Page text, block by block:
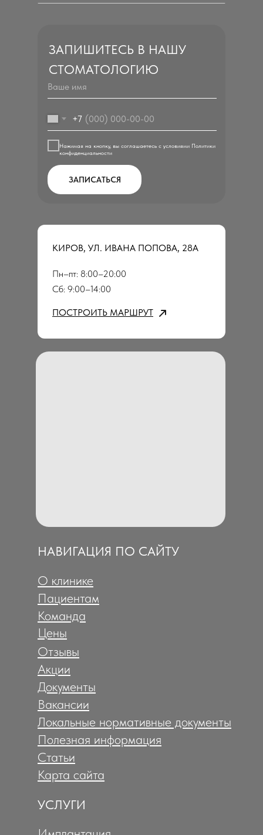
+7
Нажимая на кнопку, вы соглашаетесь с условиями Политики
конфиденциальности
ЗАПИСАТЬСЯ
ЗАПИШИТЕСЬ В НАШУ
СТОМАТОЛОГИЮ
КИРОВ, УЛ. ИВАНА ПОПОВА, 28А
Пн–пт: 8:00–20:00
Сб: 9:00–14:00
ПОСТРОИТЬ МАРШРУТ
НАВИГАЦИЯ ПО САЙТУ
УСЛУГИ
О клинике
Пациентам
Команда
Цены
Документы
Акции
Отзывы
Вакансии
Локальные нормативные документы
Полезная информация
Статьи
Карта сайта